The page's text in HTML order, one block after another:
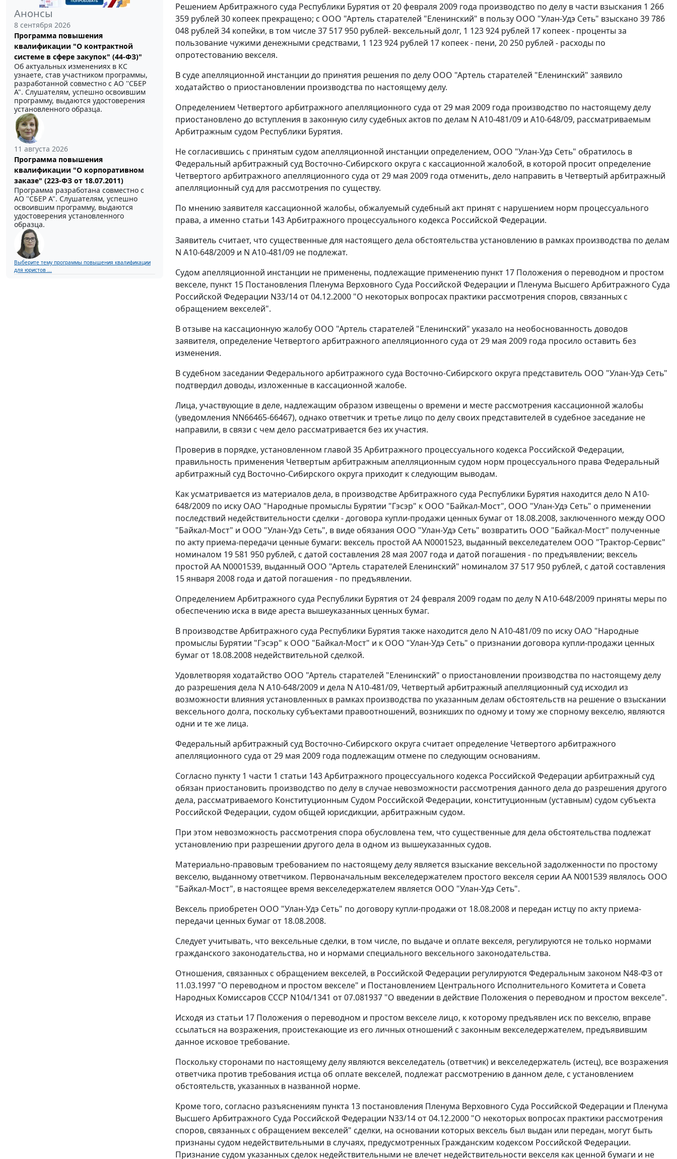
Анонсы
8 сентября 2026
Программа повышения
квалификации "О контрактной
системе в сфере закупок" (44-ФЗ)"
Об актуальных изменениях в КС
узнаете, став участником программы,
разработанной совместно с АО ''СБЕР
А". Слушателям, успешно освоившим
программу, выдаются удостоверения
установленного образца.
11 августа 2026
Программа повышения
квалификации "О корпоративном
заказе" (223-ФЗ от 18.07.2011)
Программа разработана совместно с
АО ''СБЕР А". Слушателям, успешно
освоившим программу, выдаются
удостоверения установленного
образца.
Выберите тему программы повышения квалификации
для юристов ...
Решением Арбитражного суда Республики Бурятия от 20 февраля 2009 года производство по делу в части взыскания 1 266
359 рублей 30 копеек прекращено; с ООО "Артель старателей "Еленинский" в пользу ООО "Улан-Удэ Сеть" взыскано 39 786
048 рублей 34 копейки, в том числе 37 517 950 рублей- вексельный долг, 1 123 924 рублей 17 копеек - проценты за
пользование чужими денежными средствами, 1 123 924 рублей 17 копеек - пени, 20 250 рублей - расходы по
опротестованию векселя.
В суде апелляционной инстанции до принятия решения по делу ООО "Артель старателей "Еленинский" заявило
ходатайство о приостановлении производства по настоящему делу.
Определением Четвертого арбитражного апелляционного суда от 29 мая 2009 года производство по настоящему делу
приостановлено до вступления в законную силу судебных актов по делам N А10-481/09 и А10-648/09, рассматриваемым
Арбитражным судом Республики Бурятия.
Не согласившись с принятым судом апелляционной инстанции определением, ООО "Улан-Удэ Сеть" обратилось в
Федеральный арбитражный суд Восточно-Сибирского округа с кассационной жалобой, в которой просит определение
Четвертого арбитражного апелляционного суда от 29 мая 2009 года отменить, дело направить в Четвертый арбитражный
апелляционный суд для рассмотрения по существу.
По мнению заявителя кассационной жалобы, обжалуемый судебный акт принят с нарушением норм процессуального
права, а именно статьи 143Арбитражного процессуального кодекса Российской Федерации.
Заявитель считает, что существенные для настоящего дела обстоятельства установлению в рамках производства по делам
N А10-648/2009 и N А10-481/09 не подлежат.
Судом апелляционной инстанции не применены, подлежащие применению пункт 17 Положения о переводном и простом
векселе, пункт 15 Постановления Пленума Верховного Суда Российской Федерации и Пленума Высшего Арбитражного Суда
Российской Федерации N33/14 от 04.12.2000 "О некоторых вопросах практики рассмотрения споров, связанных с
обращением векселей".
В отзыве на кассационную жалобу ООО "Артель старателей "Еленинский" указало на необоснованность доводов
заявителя, определение Четвертого арбитражного апелляционного суда от 29 мая 2009 года просило оставить без
изменения.
В судебном заседании Федерального арбитражного суда Восточно-Сибирского округа представитель ООО "Улан-Удэ Сеть"
подтвердил доводы, изложенные в кассационной жалобе.
Лица, участвующие в деле, надлежащим образом извещены о времени и месте рассмотрения кассационной жалобы
(уведомления NN66465-66467), однако ответчик и третье лицо по делу своих представителей в судебное заседание не
направили, в связи с чем дело рассматривается без их участия.
Проверив в порядке, установленном главой 35Арбитражного процессуального кодекса Российской Федерации,
правильность применения Четвертым арбитражным апелляционным судом норм процессуального права Федеральный
арбитражный суд Восточно-Сибирского округа приходит к следующим выводам.
Как усматривается из материалов дела, в производстве Арбитражного суда Республики Бурятия находится дело N А10-
648/2009 по иску ОАО "Народные промыслы Бурятии "Гэсэр" к ООО "Байкал-Мост", ООО "Улан-Удэ Сеть" о применении
последствий недействительности сделки - договора купли-продажи ценных бумаг от 18.08.2008, заключенного между ООО
"Байкал-Мост" и ООО "Улан-Удэ Сеть", в виде обязания ООО "Улан-Удэ Сеть" возвратить ООО "Байкал-Мост" полученные
по акту приема-передачи ценные бумаги: вексель простой АА N0001523, выданный векселедателем ООО "Трактор-Сервис"
номиналом 19 581 950 рублей, с датой составления 28 мая 2007 года и датой погашения - по предъявлении; вексель
простой АА N0001539, выданный ООО "Артель старателей Еленинский" номиналом 37 517 950 рублей, с датой составления
15 января 2008 года и датой погашения - по предъявлении.
Определением Арбитражного суда Республики Бурятия от 24 февраля 2009 годам по делу N А10-648/2009 приняты меры по
обеспечению иска в виде ареста вышеуказанных ценных бумаг.
В производстве Арбитражного суда Республики Бурятия также находится дело N А10-481/09 по иску ОАО "Народные
промыслы Бурятии "Гэсэр" к ООО "Байкал-Мост" и к ООО "Улан-Удэ Сеть" о признании договора купли-продажи ценных
бумаг от 18.08.2008 недействительной сделкой.
Удовлетворяя ходатайство ООО "Артель старателей "Еленинский" о приостановлении производства по настоящему делу
до разрешения дела N А10-648/2009 и дела N А10-481/09, Четвертый арбитражный апелляционный суд исходил из
возможности влияния установленных в рамках производства по указанным делам обстоятельств на решение о взыскании
вексельного долга, поскольку субъектами правоотношений, возникших по одному и тому же спорному векселю, являются
одни и те же лица.
Федеральный арбитражный суд Восточно-Сибирского округа считает определение Четвертого арбитражного
апелляционного суда от 29 мая 2009 года подлежащим отмене по следующим основаниям.
Согласно пункту 1 части 1 статьи 143Арбитражного процессуального кодекса Российской Федерации арбитражный суд
обязан приостановить производство по делу в случае невозможности рассмотрения данного дела до разрешения другого
дела, рассматриваемого Конституционным Судом Российской Федерации, конституционным (уставным) судом субъекта
Российской Федерации, судом общей юрисдикции, арбитражным судом.
При этом невозможность рассмотрения спора обусловлена тем, что существенные для дела обстоятельства подлежат
установлению при разрешении другого дела в одном из вышеуказанных судов.
Материально-правовым требованием по настоящему делу является взыскание вексельной задолженности по простому
векселю, выданному ответчиком. Первоначальным векселедержателем простого векселя серии АА N001539 являлось ООО
"Байкал-Мост", в настоящее время векселедержателем является ООО "Улан-Удэ Сеть".
Вексель приобретен ООО "Улан-Удэ Сеть" по договору купли-продажи от 18.08.2008 и передан истцу по акту приема-
передачи ценных бумаг от 18.08.2008.
Следует учитывать, что вексельные сделки, в том числе, по выдаче и оплате векселя, регулируются не только нормами
гражданского законодательства, но и нормами специального вексельного законодательства.
Отношения, связанных с обращением векселей, в Российской Федерации регулируются Федеральным законом N48-ФЗ от
11.03.1997 "О переводном и простом векселе" и Постановлением Центрального Исполнительного Комитета и Совета
Народных Комиссаров СССР N104/1341 от 07.081937 "О введении в действие Положения о переводном и простом векселе".
Исходя из статьи 17 Положения о переводном и простом векселе лицо, к которому предъявлен иск по векселю, вправе
ссылаться на возражения, проистекающие из его личных отношений с законным векселедержателем, предъявившим
данное исковое требование.
Поскольку сторонами по настоящему делу являются векселедатель (ответчик) и векселедержатель (истец), все возражения
ответчика против требования истца об оплате векселей, подлежат рассмотрению в данном деле, с установлением
обстоятельств, указанных в названной норме.
Кроме того, согласно разъяснениям пункта 13 постановления Пленума Верховного Суда Российской Федерации и Пленума
Высшего Арбитражного Суда Российской Федерации N33/14 от 04.12.2000 "О некоторых вопросах практики рассмотрения
споров, связанных с обращением векселей" сделки, на основании которых вексель был выдан или передан, могут быть
признаны судом недействительными в случаях, предусмотренных Гражданским кодексом Российской Федерации.
Признание судом указанных сделок недействительными не влечет недействительности векселя как ценной бумаги и не